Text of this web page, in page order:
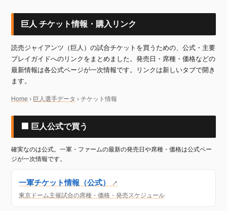
巨人 チケット情報・購入リンク
読売ジャイアンツ（巨人）の試合チケットを買うための、公式・主要
プレイガイドへのリンクをまとめました。発売日・席種・価格などの
最新情報は各公式ページが一次情報です。リンクは新しいタブで開き
ます。
Home › 巨人選手データ › チケット情報
🟧 巨人公式で買う
確実なのは公式。一軍・ファームの最新の発売日や席種・価格は公式ペー
ジが一次情報です。
一軍チケット情報（公式） ↗
東京ドーム主催試合の席種・価格・発売スケジュール